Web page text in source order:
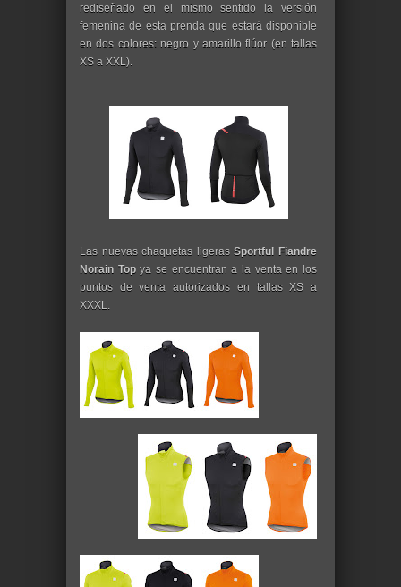
rediseñado en el mismo sentido la versión
femenina de esta prenda que estará disponible
en dos colores: negro y amarillo flúor (en tallas
XS a XXL).
Las nuevas chaquetas ligerasSportful Fiandre
Norain Topya se encuentran a la venta en los
puntos de venta autorizados en tallas XS a
XXXL.